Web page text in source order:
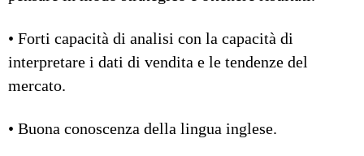
• Forti capacità di analisi con la capacità di
interpretare i dati di vendita e le tendenze del
mercato.
• Buona conoscenza della lingua inglese.